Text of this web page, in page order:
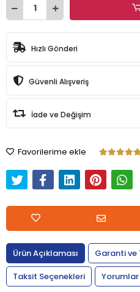
Hızlı Gönderi
Güvenli Alışveriş
İade ve Değişim
Favorilerime ekle
Ürün Açıklaması
Garanti ve
Taksit Seçenekleri
Yorumlar